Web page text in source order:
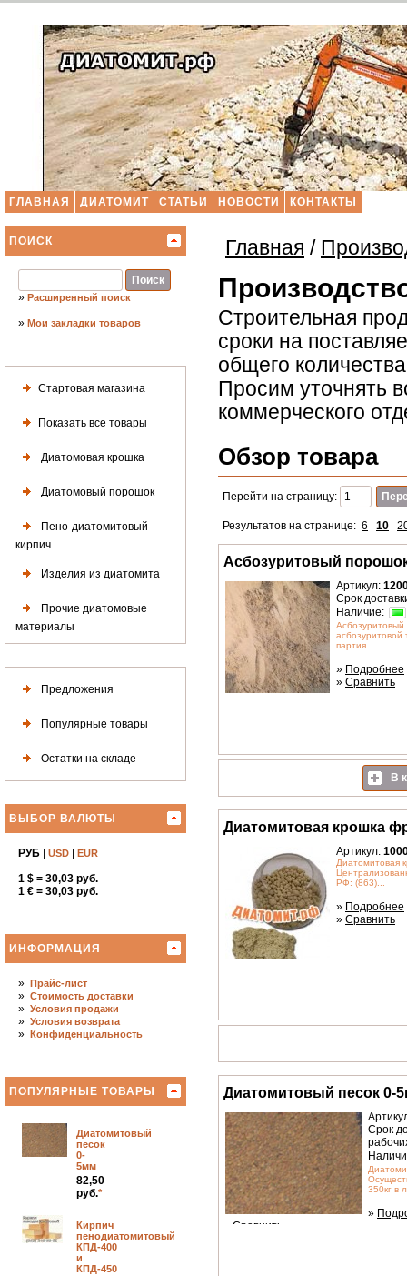
ГЛАВНАЯ ДИАТОМИТ СТАТЬИ НОВОСТИ КОНТАКТЫ
ПОИСК
» Расширенный поиск
» Мои закладки товаров
Стартовая магазина
Показать все товары
Диатомовая крошка
Диатомовый порошок
Пено-диатомитовый
кирпич
Изделия из диатомита
Прочие диатомовые
материалы
Предложения
Популярные товары
Остатки на складе
ВЫБОР ВАЛЮТЫ
РУБ USD EUR
1 $ = 30,03 руб.
1 € = 30,03 руб.
ИНФОРМАЦИЯ
» Прайс-лист
» Стоимость доставки
» Условия продажи
» Условия возврата
» Конфиденциальность
ПОПУЛЯРНЫЕ ТОВАРЫ
Диатомитовый
песок
0-
5мм
82,50
руб.*
Кирпич
пенодиатомитовый
КПД-400
и
КПД-450
Главная /
Строительная
сроки на
общего
Просим уточнять
коммерческого
Обзор товара
Перейти на страницу:
Результатов на странице: 6 10
Асбозуритовый
Артикул:
Срок
Наличие:
Асбозуритовый
партия...
» Подробнее
» Сравнить
В
Диатомитовая крошка
Артикул:
Диатомитовая
РФ: (863)...
» Подробнее
» Сравнить
Диатомитовый песок 0-
Срок
350кг в
»
Сравнить